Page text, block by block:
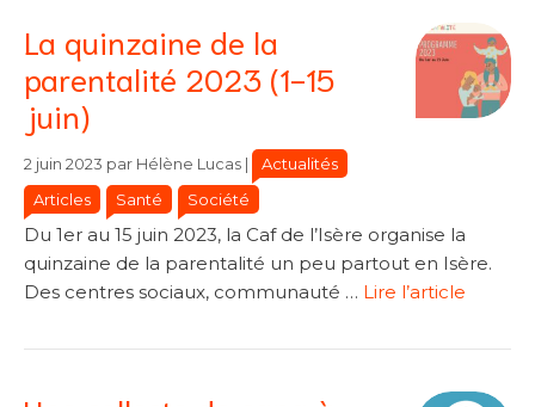
La quinzaine de la
parentalité 2023 (1-15
juin)
2 juin 2023 par Hélène Lucas Catégories
Catégories
Actualités
Articles
Santé Société
Du 1er au 15 juin 2023, la Caf de l’Isère organise la
quinzaine de la parentalité un peu partout en Isère.
Des centres sociaux, communauté … Lire l’article